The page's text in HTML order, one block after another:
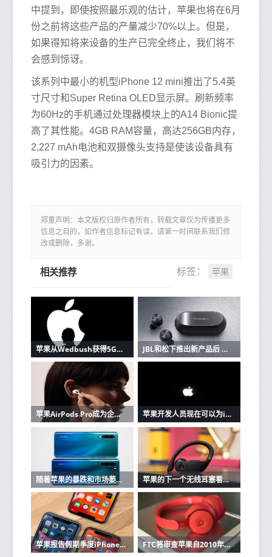
中提到，即使按照最乐观的估计，苹果也将在6月
份之前将这些产品的产量减少70%以上。但是，
如果得知将来设备的生产已完全终止，我们将不
会感到惊讶。
该系列中最小的机型iPhone 12 mini推出了5.4英
寸尺寸和Super Retina OLED显示屏。刷新频率
为60Hz的手机通过处理器模块上的A14 Bionic提
高了其性能。4GB RAM容量，高达256GB内存，
2,227 mAh电池和双摄像头支持是使该设备具有
吸引力的因素。
郑重声明：本文版权归原作者所有，转载文章仅为传播更多
信息之目的，如作者信息标记有误，请第一时间联系我们修
改或删除，多谢。
标签： 苹果
相关推荐
苹果从Wedbush获得5G潜在看涨信号 JBL和松下推出新产品后 苹果AirPods的竞争加剧
苹果AirPods Pro成为企业家最好朋友的3个原因 苹果开发人员现在可以为iOS和Mac应用程序创建单一购买的应用程序版本
随着苹果的暴跌和市场萎缩，华为在中国保持强大 苹果的下一个无线耳塞看起来很像Beats Powerbeats Pro
苹果报告假期季度iPhone销售强劲 FTC将审查苹果自2010年以来的收购